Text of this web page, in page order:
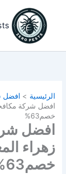
المحتوى
الرئيسية
افضل
خصم63%
افضل
خصم63%